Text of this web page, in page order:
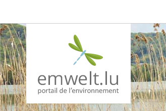
la
navigation
contenu